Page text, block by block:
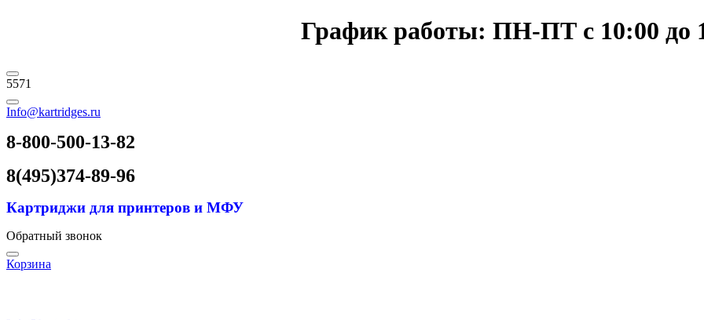
График работы: ПН-ПТ с 10:00 до
5571
Info@kartridges.ru
8-800-500-13-82
8(495)374-89-96
Картриджи для принтеров и МФУ
Обратный звонок
Корзина